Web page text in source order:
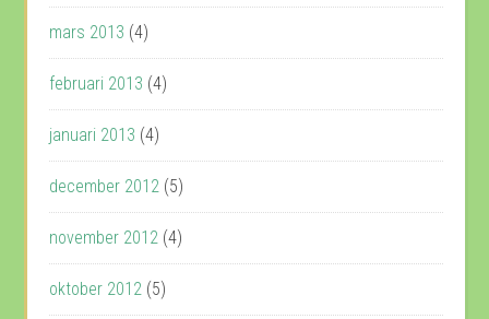
mars 2013 (4)
februari 2013 (4)
januari 2013 (4)
december 2012 (5)
november 2012 (4)
oktober 2012 (5)